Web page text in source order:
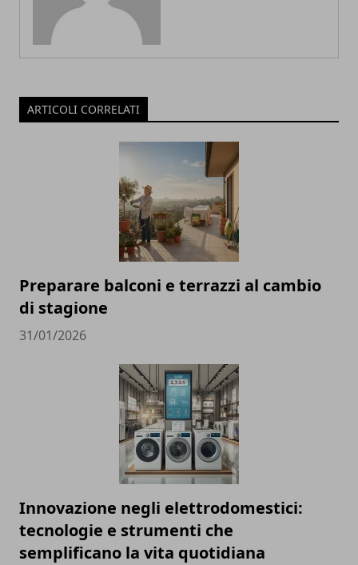
ARTICOLI CORRELATI
Preparare balconi e terrazzi al cambio
di stagione
31/01/2026
Innovazione negli elettrodomestici:
tecnologie e strumenti che
semplificano la vita quotidiana